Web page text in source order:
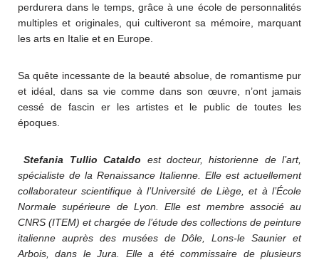
perdurera dans le temps, grâce à une école de personnalités
multiples et originales, qui cultiveront sa mémoire, marquant
les arts en Italie et en Europe.
Sa quête incessante de la beauté absolue, de romantisme pur
et idéal, dans sa vie comme dans son œuvre, n’ont jamais
cessé de fascin er les artistes et le public de toutes les
époques.
Stefania Tullio Cataldo est docteur, historienne de l’art,
spécialiste de la Renaissance Italienne. Elle est actuellement
collaborateur scientifique à l’Université de Liège, et à l’École
Normale supérieure de Lyon. Elle est membre associé au
CNRS (ITEM) et chargée de l’étude des collections de peinture
italienne auprès des musées de Dôle, Lons-le Saunier et
Arbois, dans le Jura. Elle a été commissaire de plusieurs